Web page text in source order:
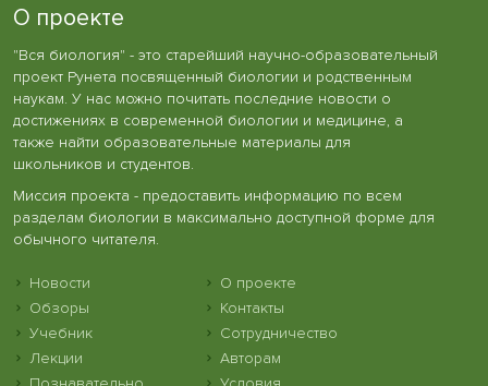
О проекте
"Вся биология" - это старейший научно-образовательный
проект Рунета посвященный биологии и родственным
наукам. У нас можно почитать последние новости о
достижениях в современной биологии и медицине, а
также найти образовательные материалы для
школьников и студентов.
Миссия проекта - предоставить информацию по всем
разделам биологии в максимально доступной форме для
обычного читателя.
Новости
Обзоры
Учебник
Лекции
О проекте
Контакты
Сотрудничество
Авторам